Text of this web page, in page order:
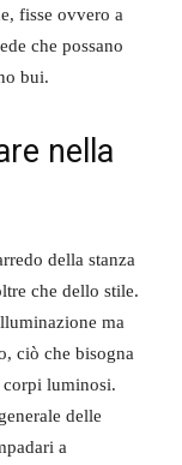
fisse ovvero a
che possano
bui.
nella
della stanza
che dello stile.
ma
ciò che bisogna
luminosi.
delle
a